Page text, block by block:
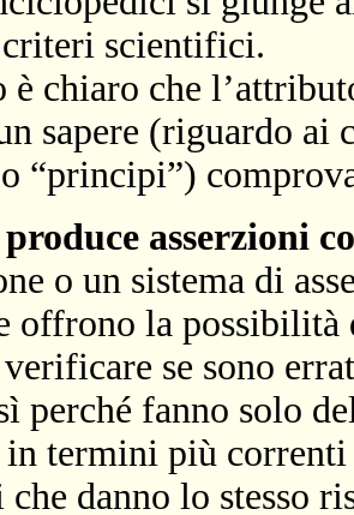
scientifici.
è chiaro che
sapere (riguardo ai
“principi”)
asserzioni
o un sistema di
offrono la
se sono
perché fanno solo
in termini più
che danno lo stesso